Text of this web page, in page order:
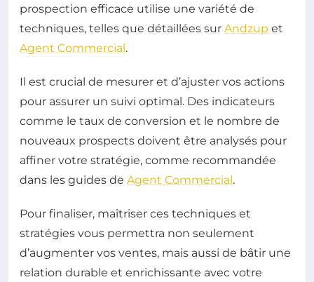
prospection efficace utilise une variété de
techniques, telles que détaillées sur Andzup et
Agent Commercial.
Il est crucial de mesurer et d’ajuster vos actions
pour assurer un suivi optimal. Des indicateurs
comme le taux de conversion et le nombre de
nouveaux prospects doivent être analysés pour
affiner votre stratégie, comme recommandée
dans les guides de Agent Commercial.
Pour finaliser, maîtriser ces techniques et
stratégies vous permettra non seulement
d’augmenter vos ventes, mais aussi de bâtir une
relation durable et enrichissante avec votre